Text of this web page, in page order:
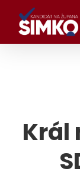
Preskočiť
hlavný
obsah
Král